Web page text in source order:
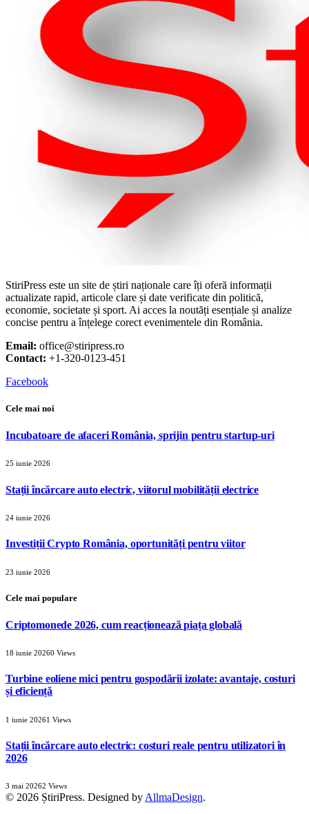
StiriPress este un site de știri naționale care îți oferă informații
actualizate rapid, articole clare și date verificate din politică,
economie, societate și sport. Ai acces la noutăți esențiale și analize
concise pentru a înțelege corect evenimentele din România.
Email: office@stiripress.ro
Contact: +1-320-0123-451
Facebook
Cele mai noi
Incubatoare de afaceri România, sprijin pentru startup-uri
25 iunie 2026
Stații încărcare auto electric, viitorul mobilității electrice
24 iunie 2026
Investiții Crypto România, oportunități pentru viitor
23 iunie 2026
Cele mai populare
Criptomonede 2026, cum reacționează piața globală
18 iunie 20260 Views
Turbine eoliene mici pentru gospodării izolate: avantaje, costuri
și eficiență
1 iunie 20261 Views
Stații încărcare auto electric: costuri reale pentru utilizatori în
2026
3 mai 20262 Views
© 2026 ȘtiriPress. Designed by AllmaDesign.